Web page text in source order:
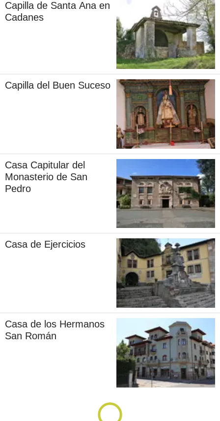
Capilla de Santa Ana en
Cadanes
Capilla del Buen Suceso
Casa Capitular del
Monasterio de San
Pedro
Casa de Ejercicios
Casa de los Hermanos
San Román